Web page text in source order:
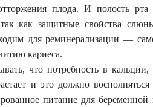
плода. И полость рта
как защитные свойства
для реминерализации —
кариеса.
что потребность в
и это должно
питание для